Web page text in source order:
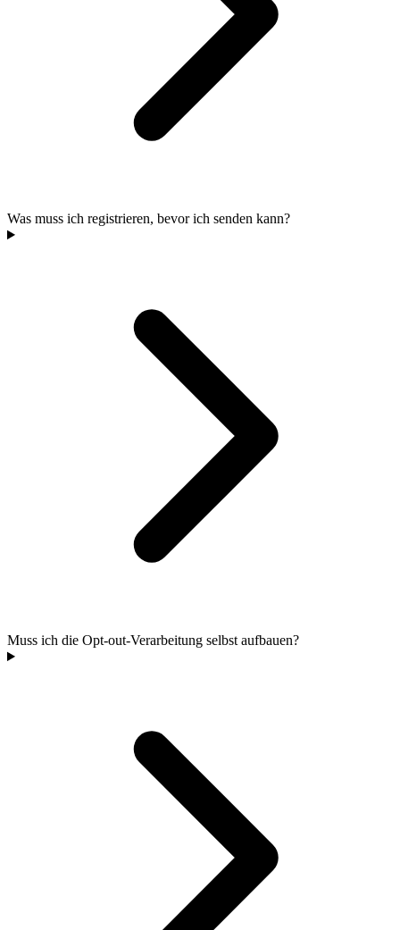
Was muss ich registrieren, bevor ich senden kann?
Muss ich die Opt-out-Verarbeitung selbst aufbauen?